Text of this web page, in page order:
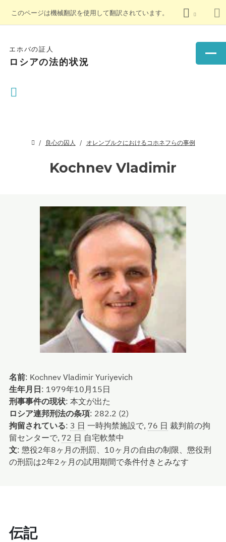
このページは機械翻訳を使用して翻訳されています。
エホバの証人
ロシアの法的状況
良心の囚人 オレンブルクにおけるコホネフらの事例
Kochnev Vladimir
名前: Kochnev Vladimir Yuriyevich
生年月日: 1979年10月15日
刑事事件の現状: 本文が出た
ロシア連邦刑法の条項: 282.2 (2)
拘留されている: 3 日 一時拘禁施設で, 76 日 裁判前の拘
留センターで, 72 日 自宅軟禁中
文: 懲役2年8ヶ月の刑罰、10ヶ月の自由の制限、懲役刑
の刑罰は2年2ヶ月の試用期間で条件付きとみなす
伝記